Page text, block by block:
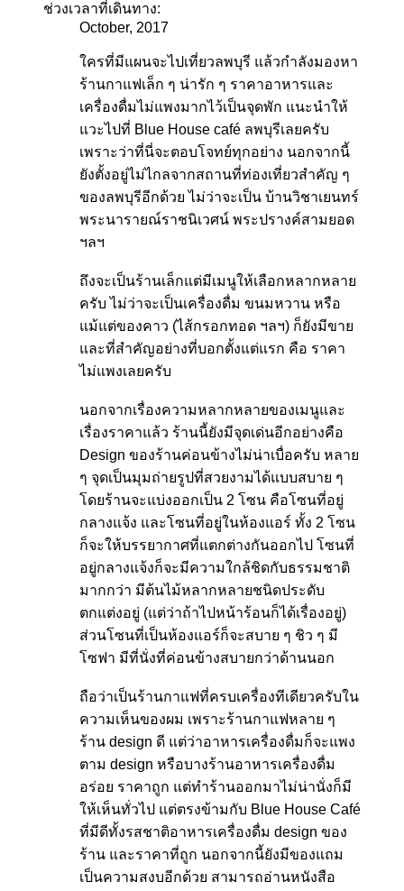
ช่วงเวลาที่เดินทาง:
October, 2017
ใครที่มีแผนจะไปเที่ยวลพบุรี แล้วกำลังมองหา
ร้านกาแฟเล็ก ๆ น่ารัก ๆ ราคาอาหารและ
เครื่องดื่มไม่แพงมากไว้เป็นจุดพัก แนะนำให้
แวะไปที่ Blue House café ลพบุรีเลยครับ
เพราะว่าที่นี่จะตอบโจทย์ทุกอย่าง นอกจากนี้
ยังตั้งอยู่ไม่ไกลจากสถานที่ท่องเที่ยวสำคัญ ๆ
ของลพบุรีอีกด้วย ไม่ว่าจะเป็น บ้านวิชาเยนทร์
พระนารายณ์ราชนิเวศน์ พระปรางค์สามยอด
ฯลฯ
ถึงจะเป็นร้านเล็กแต่มีเมนูให้เลือกหลากหลาย
ครับ ไม่ว่าจะเป็นเครื่องดื่ม ขนมหวาน หรือ
แม้แต่ของคาว (ไส้กรอกทอด ฯลฯ) ก็ยังมีขาย
และที่สำคัญอย่างที่บอกตั้งแต่แรก คือ ราคา
ไม่แพงเลยครับ
นอกจากเรื่องความหลากหลายของเมนูและ
เรื่องราคาแล้ว ร้านนี้ยังมีจุดเด่นอีกอย่างคือ
Design ของร้านค่อนข้างไม่น่าเบื่อครับ หลาย
ๆ จุดเป็นมุมถ่ายรูปที่สวยงามได้แบบสบาย ๆ
โดยร้านจะแบ่งออกเป็น 2 โซน คือโซนที่อยู่
กลางแจ้ง และโซนที่อยู่ในห้องแอร์ ทั้ง 2 โซน
ก็จะให้บรรยากาศที่แตกต่างกันออกไป โซนที่
อยู่กลางแจ้งก็จะมีความใกล้ชิดกับธรรมชาติ
มากกว่า มีต้นไม้หลากหลายชนิดประดับ
ตกแต่งอยู่ (แต่ว่าถ้าไปหน้าร้อนก็ได้เรื่องอยู่)
ส่วนโซนที่เป็นห้องแอร์ก็จะสบาย ๆ ชิว ๆ มี
โซฟา มีที่นั่งที่ค่อนข้างสบายกว่าด้านนอก
ถือว่าเป็นร้านกาแฟที่ครบเครื่องทีเดียวครับใน
ความเห็นของผม เพราะร้านกาแฟหลาย ๆ
ร้าน design ดี แต่ว่าอาหารเครื่องดื่มก็จะแพง
ตาม design หรือบางร้านอาหารเครื่องดื่ม
อร่อย ราคาถูก แต่ทำร้านออกมาไม่น่านั่งก็มี
ให้เห็นทั่วไป แต่ตรงข้ามกับ Blue House Café
ที่มีดีทั้งรสชาติอาหารเครื่องดื่ม design ของ
ร้าน และราคาที่ถูก นอกจากนี้ยังมีของแถม
เป็นความสงบอีกด้วย สามารถอ่านหนังสือ